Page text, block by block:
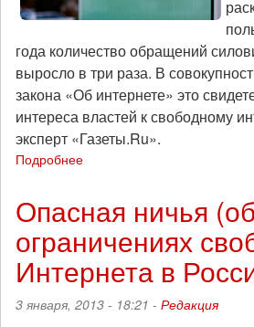
года количество обращений
выросло в три раза. В
закона «Об интернете» это
интереса властей к свободному
эксперт «Газеты.Ru».
Подробнее
органам
Опасная ничья (об
ограничениях
Интернета в
3 января, 2013 - 18:21 - Редакция